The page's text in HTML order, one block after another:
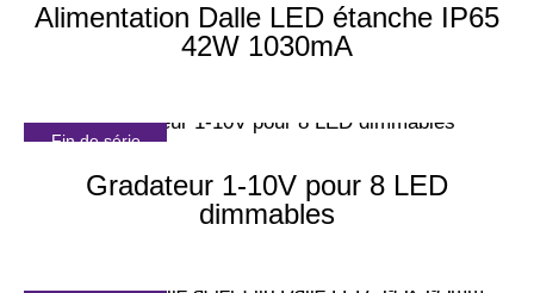
Alimentation Dalle LED étanche IP65
42W 1030mA
Fin de série
Gradateur 1-10V pour 8 LED
dimmables